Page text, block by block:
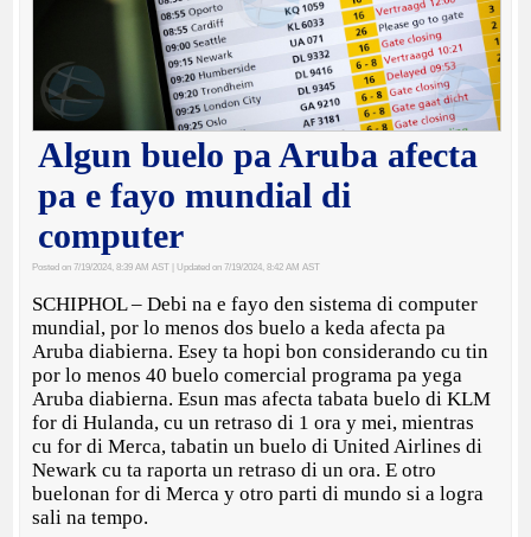
Algun buelo pa Aruba afecta
pa e fayo mundial di
computer
Posted on 7/19/2024, 8:39 AM AST | Updated on 7/19/2024, 8:42 AM AST
SCHIPHOL – Debi na e fayo den sistema di computer
mundial, por lo menos dos buelo a keda afecta pa
Aruba diabierna. Esey ta hopi bon considerando cu tin
por lo menos 40 buelo comercial programa pa yega
Aruba diabierna. Esun mas afecta tabata buelo di KLM
for di Hulanda, cu un retraso di 1 ora y mei, mientras
cu for di Merca, tabatin un buelo di United Airlines di
Newark cu ta raporta un retraso di un ora. E otro
buelonan for di Merca y otro parti di mundo si a logra
sali na tempo.